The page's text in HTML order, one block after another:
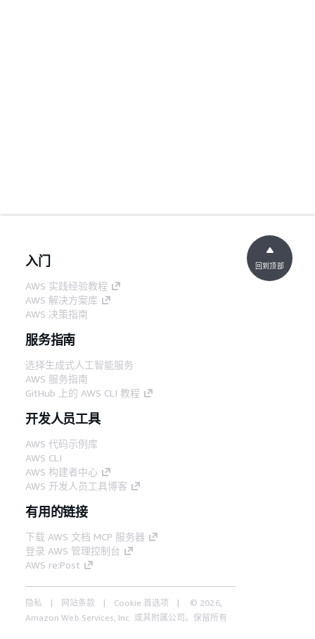
入门
AWS 实践经验教程
AWS 解决方案库
AWS 决策指南
服务指南
选择生成式人工智能服务
AWS 服务指南
GitHub 上的 AWS CLI 教程
开发人员工具
AWS 代码示例库
AWS CLI
AWS 构建者中心
AWS 开发人员工具博客
有用的链接
下载 AWS 文档 MCP 服务器
登录 AWS 管理控制台
AWS re:Post
隐私 网站条款 Cookie 首选项
© 2026,
Amazon Web Services, Inc. 或其附属公司。保留所有
回到顶部